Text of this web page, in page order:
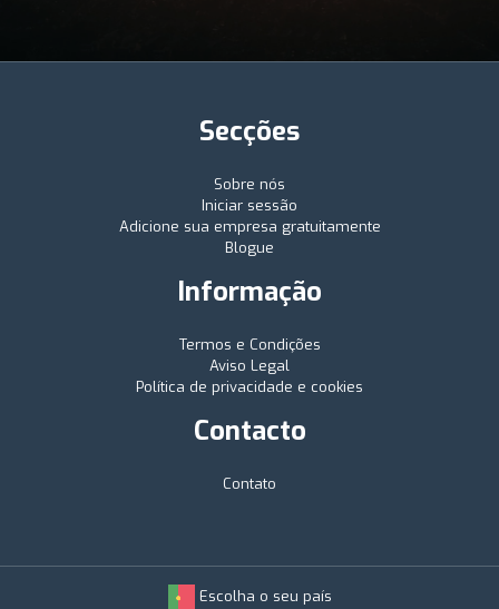
Secções
Sobre nós
Iniciar sessão
Adicione sua empresa gratuitamente
Blogue
Informação
Termos e Condições
Aviso Legal
Política de privacidade e cookies
Contacto
Contato
Escolha o seu país